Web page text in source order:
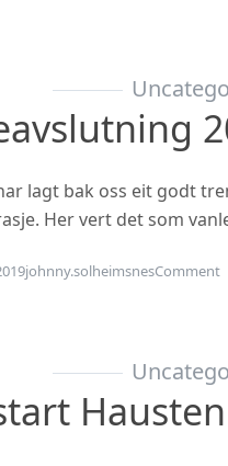
lagt bak oss eit godt
Her vert det som
johnny.solheimsnesComment